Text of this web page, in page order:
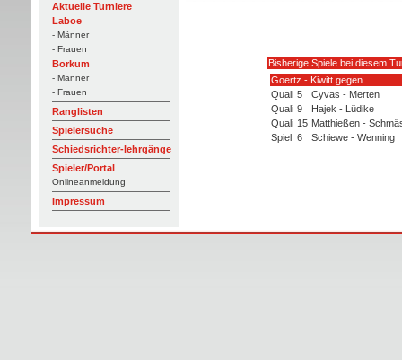
Aktuelle Turniere
Laboe
- Männer
- Frauen
Borkum
- Männer
- Frauen
Ranglisten
Spielersuche
Schiedsrichter-lehrgänge
Spieler/Portal
Onlineanmeldung
Impressum
Bisherige Spiele bei diesem
Goertz - Kiwitt gegen
Quali 5
Cyvas - Merten
Quali 9
Hajek - Lüdike
Quali 15 Matthießen -
Spiel 6 Schiewe - Wenning